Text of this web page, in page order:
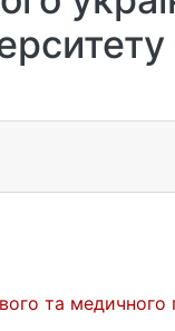
та медичного